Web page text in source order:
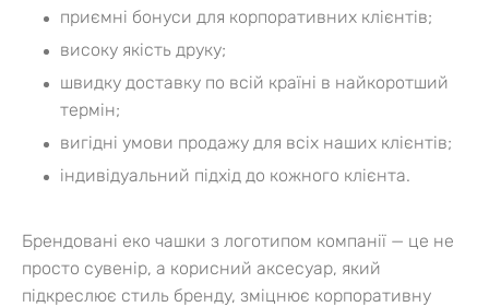
приємні бонуси для корпоративних клієнтів;
високу якість друку;
швидку доставку по всій країні в найкоротший
термін;
вигідні умови продажу для всіх наших клієнтів;
індивідуальний підхід до кожного клієнта.
Брендовані еко чашки з логотипом компанії — це не
просто сувенір, а корисний аксесуар, який
підкреслює стиль бренду, зміцнює корпоративну